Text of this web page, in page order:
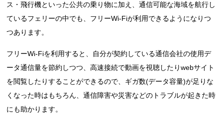
ス・飛行機といった公共の乗り物に加え、通信可能な海域を航行し
ているフェリーの中でも、フリーWi-Fiが利用できるようになりつ
つあります。
フリーWi-Fiを利用すると、自分が契約している通信会社の使用デ
ータ通信量を節約しつつ、高速接続で動画を視聴したりwebサイト
を閲覧したりすることができるので、ギガ数(データ容量)が足りな
くなった時はもちろん、通信障害や災害などのトラブルが起きた時
にも助かります。